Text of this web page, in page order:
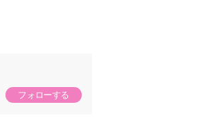
フォローする